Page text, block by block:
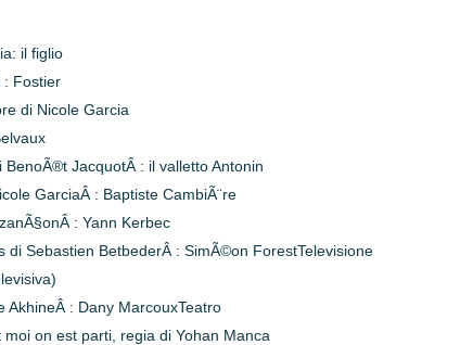
il figlio
: Fostier
di Nicole Garcia
JacquotÂ : il valletto Antonin
GarciaÂ : Baptiste CambiÃ¨re
: Yann Kerbec
di Sebastien BetbederÂ : SimÃ©on ForestTelevisione
AkhineÂ : Dany MarcouxTeatro
on est parti, regia di Yohan Manca